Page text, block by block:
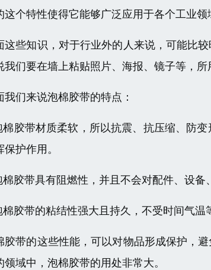
这个特性使得它能够广泛应用于各个工业领
这些知识，对于行业外的人来说，可能比
我们要在墙上粘贴照片、海报、镜子等，所
我们来说泡棉胶带的特点：
棉胶带材质柔软，所以抗震、抗压缩、防
护作用。
胶带具有阻燃性，并且不会对配件、设备
胶带的粘结性强大且持久，不受时间气温
胶带的这些性能，可以对物品形成保护，
领域中，泡棉胶带的用处非常大。